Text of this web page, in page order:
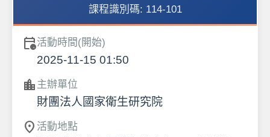
課程識別碼: 114-101
calendar_clock活動時間(開始)
2025-11-15 01:50
location_city 主辦單位
財團法人國家衛生研究院
location_on 活動地點